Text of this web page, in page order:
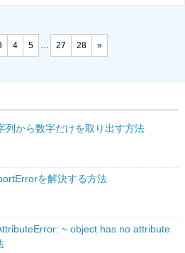
4 5 27 28 »
列から数字だけを取り出す方法
を解決する方法
~ object has no attribute